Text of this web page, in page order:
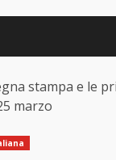
stampa e le
marzo